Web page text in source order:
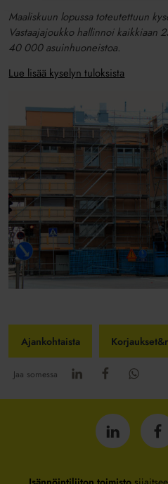
Maaliskuun lopussa toteutettuun
Vastaajajoukko hallinnoi kaikkiaan
40 000 asuinhuoneistoa.
Lue lisää kyselyn tuloksista
Ajankohtaista
Jaa somessa
Isännöintiliitto
LinkedInissä